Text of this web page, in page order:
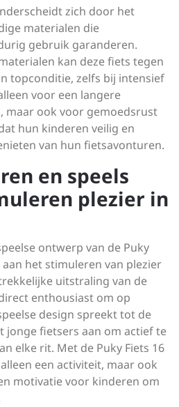
zich door het
materialen die
gebruik garanderen.
kan deze fiets tegen
topconditie, zelfs bij intensief
voor een langere
maar ook voor gemoedsrust
hun kinderen veilig en
van hun fietsavonturen.
en speels
plezier in
ontwerp van de Puky
het stimuleren van plezier
uitstraling van de
enthousiast om op
design spreekt tot de
jonge fietsers aan om actief te
elke rit. Met de Puky Fiets 16
een activiteit, maar ook
motivatie voor kinderen om